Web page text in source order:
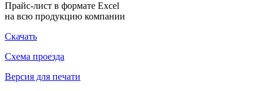
Прайс-лист в формате Excel
на всю продукцию компании
Скачать
Схема проезда
Версия для печати